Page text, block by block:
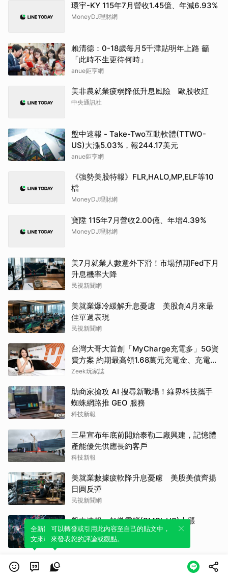
環宇-KY 115年7月營收1.45億、年減6.93%
MoneyDJ理財網
賴清德：0-18歲每月5千津貼明年上路 籲
「此時不生更待何時」
anue鉅亨網
美非農就業疲弱降低升息風險 歐股收紅
中央通訊社
盤中速報 - Take-Two互動軟體(TTWO-
US)大漲5.03%，報244.17美元
anue鉅亨網
《強勢美股特報》FLR,HALO,MP,ELF等10
檔
MoneyDJ理財網
寶陞 115年7月營收2.00億、年增4.39%
MoneyDJ理財網
美7月就業人數意外下滑！市場預期Fed下月
升息機率大降
民視新聞網
美就業爆冷緩解升息憂慮 美股創4月來最
佳單週表現
民視新聞網
台灣大哥大首創「MyCharge充電多」5G資
費方案 約期最高領1.68萬元充電金、充電最
高89折
Zeek玩家誌
助商家搶攻 AI 搜尋新戰場！綠界科技攜手
蜘蛛網路推 GEO 服務
科技新報
三星宣布年底前開始泰勒二廠興建，記憶體
產能優先供應長約客戶
科技新報
美就業數據疲軟降升息憂慮 美股美債齊揚
日圓反彈
民視新聞網
盤中速報 - 超微電腦(SMCI-US)大漲
5.24%，報30.92美元
anue鉅亨網
全新體驗！一鍵引用此內容，透過發布貼
文來輕鬆表達個人立場。
可以轉發或引用此內容至自己的貼文中，
來發表您的評論或觀點。